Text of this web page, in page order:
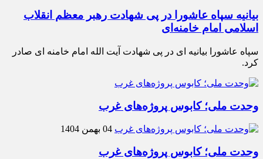
بیانیه سپاه عاشورا در پی شهادت رهبر معظم انقلاب
اسلامی امام خامنه‌ای
سپاه عاشورا بیانیه ای در پی شهادت آیت الله امام خامنه ای صادر
کرد.
وحدت ملی؛ کابوس پروژه‌های غرب
04 بهمن 1404
وحدت ملی؛ کابوس پروژه‌های غرب